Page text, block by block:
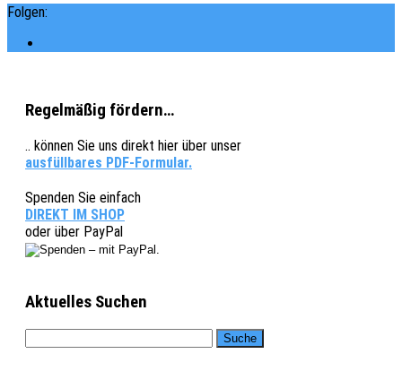
Folgen:
Regelmäßig fördern…
.. können Sie uns direkt hier über unser
ausfüllbares PDF-Formular.
Spenden Sie einfach
DIREKT IM SHOP
oder über PayPal
Aktuelles Suchen